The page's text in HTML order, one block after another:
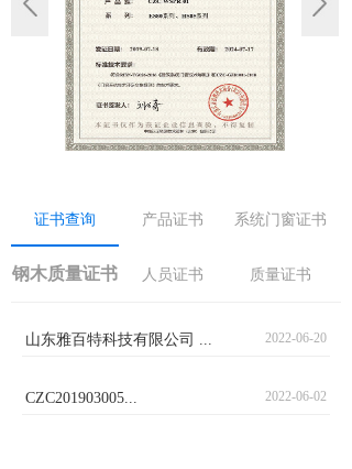
证书查询 产品证书 系统门窗证书
钢木质量证书 人员证书 质量证书
山东雅百特科技有限公司 ... 2022-06-20
CZC201903005... 2022-06-02